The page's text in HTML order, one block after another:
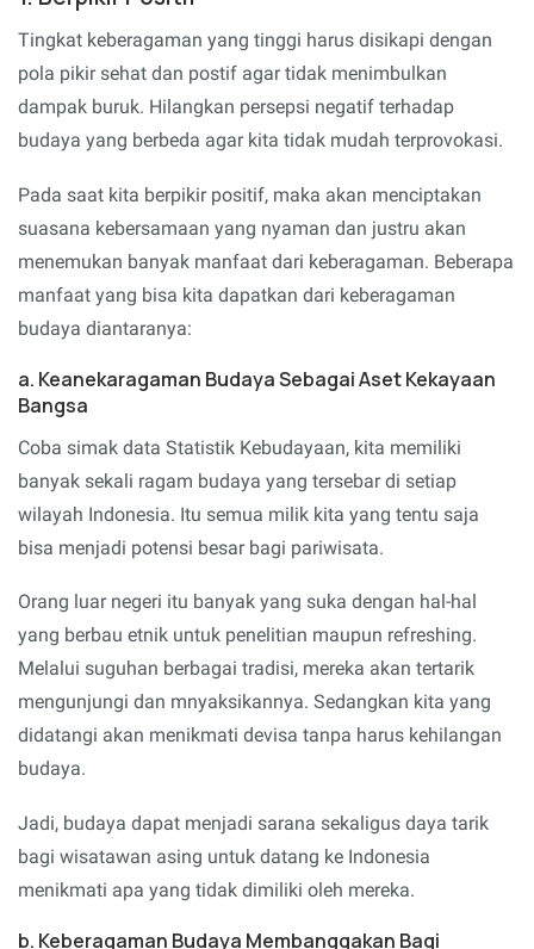
Tingkat keberagaman yang tinggi harus disikapi dengan
pola pikir sehat dan postif agar tidak menimbulkan
dampak buruk. Hilangkan persepsi negatif terhadap
budaya yang berbeda agar kita tidak mudah terprovokasi.
Pada saat kita berpikir positif, maka akan menciptakan
suasana kebersamaan yang nyaman dan justru akan
menemukan banyak manfaat dari keberagaman. Beberapa
manfaat yang bisa kita dapatkan dari keberagaman
budaya diantaranya:
a. Keanekaragaman Budaya Sebagai Aset Kekayaan
Bangsa
Coba simak data Statistik Kebudayaan, kita memiliki
banyak sekali ragam budaya yang tersebar di setiap
wilayah Indonesia. Itu semua milik kita yang tentu saja
bisa menjadi potensi besar bagi pariwisata.
Orang luar negeri itu banyak yang suka dengan hal-hal
yang berbau etnik untuk penelitian maupun refreshing.
Melalui suguhan berbagai tradisi, mereka akan tertarik
mengunjungi dan mnyaksikannya. Sedangkan kita yang
didatangi akan menikmati devisa tanpa harus kehilangan
budaya.
Jadi, budaya dapat menjadi sarana sekaligus daya tarik
bagi wisatawan asing untuk datang ke Indonesia
menikmati apa yang tidak dimiliki oleh mereka.
b. Keberagaman Budaya Membanggakan Bagi